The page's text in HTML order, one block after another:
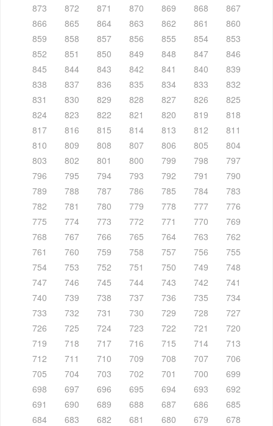
873
872 871 870 869 868
867
866
865 864 863 862 861
860
859
858 857 856 855 854
853
852
851 850 849 848 847
846
845
844 843 842 841 840
839
838
837 836 835 834 833
832
831
830 829 828 827 826
825
824
823 822 821 820 819
818
817
816 815 814 813 812
811
810
809 808 807 806 805
804
803
802 801 800 799 798
797
796
795 794 793 792 791
790
789
788 787 786 785 784
783
782
781 780 779 778 777
776
775
774 773 772 771 770
769
768
767 766 765 764 763
762
761
760 759 758 757 756
755
754
753 752 751 750 749
748
747
746 745 744 743 742
741
740
739 738 737 736 735
734
733
732 731 730 729 728
727
726
725 724 723 722 721
720
719
718 717 716 715 714
713
712
711 710 709 708 707
706
705
704 703 702 701 700
699
698
697 696 695 694 693
692
691
690 689 688 687 686
685
684
683 682 681 680 679
678